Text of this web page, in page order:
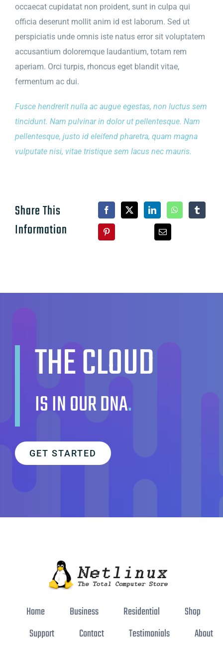
occaecat cupidatat non proident, sunt in culpa qui
officia deserunt mollit anim id est laborum. Sed ut
perspiciatis unde omnis iste natus error sit voluptatem
accusantium doloremque laudantium, totam rem
aperiam. Orci turpis, rhoncus eget blandit vitae,
fermentum ac dui.
Fusce hendrerit nulla ac augue egestas, non luctus sem
tincidunt. Nam pulvinar in dolor ut pellentesque. Nam
pellentesque, justo id eleifend pharetra, quam magna
vulputate nisi, vitae tristique sem lacus nec mauris.
Share This
Information
THE CLOUD
IS IN OUR DNA.
GET STARTED
Home Business Residential
Shop
Support
Contact Testimonials About